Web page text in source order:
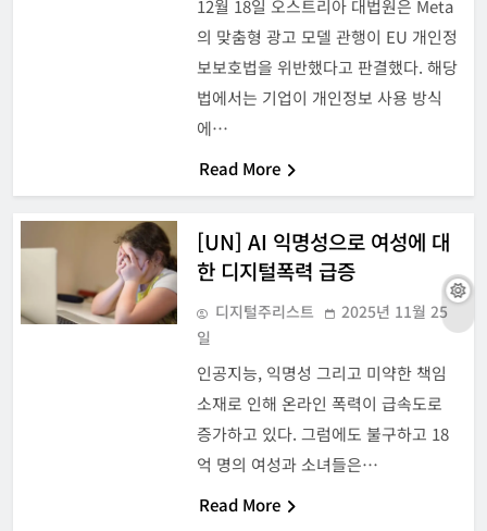
12월 18일 오스트리아 대법원은 Meta
의 맞춤형 광고 모델 관행이 EU 개인정
보보호법을 위반했다고 판결했다. 해당
법에서는 기업이 개인정보 사용 방식
에…
Read More
[UN] AI 익명성으로 여성에 대
한 디지털폭력 급증
디지털주리스트
2025년 11월 25
일
인공지능, 익명성 그리고 미약한 책임
소재로 인해 온라인 폭력이 급속도로
증가하고 있다. 그럼에도 불구하고 18
억 명의 여성과 소녀들은…
Read More